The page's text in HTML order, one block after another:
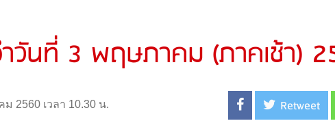
วันที่ 3 พฤษภาคม (ภาคเช้า)
2560 เวลา 10.30 น. Retweet